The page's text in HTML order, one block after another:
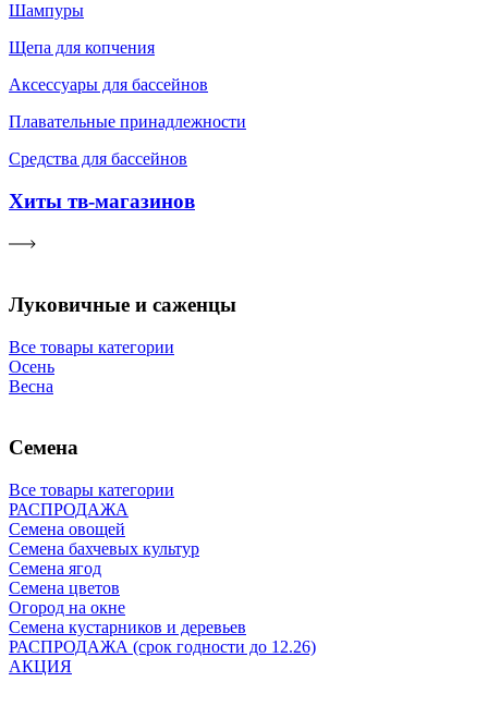
Шампуры
Щепа для копчения
Аксессуары для бассейнов
Плавательные принадлежности
Средства для бассейнов
Хиты тв-магазинов
Луковичные и саженцы
Все товары категории
Осень
Весна
Семена
Все товары категории
РАСПРОДАЖА
Семена овощей
Семена бахчевых культур
Семена ягод
Семена цветов
Огород на окне
Семена кустарников и деревьев
РАСПРОДАЖА (срок годности до 12.26)
АКЦИЯ